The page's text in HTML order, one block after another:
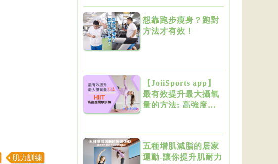
肌力訓練
想靠跑步瘦身？跑對
方法才有效！
【JoiiSports app】
最有效提升最大攝氧
量的方法: 高強度間
五種增肌減脂的居家
運動-讓你提升肌耐力